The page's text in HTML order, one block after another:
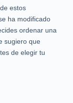
estos
ha modificado
ordenar una
sugiero que
de elegir tu